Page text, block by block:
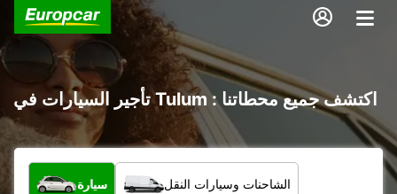
تأجير السيارات في Tulum : اكتشف جميع محطاتنا
ما نوع المركبة؟
سيارة الشاحنات وسيارات النقل